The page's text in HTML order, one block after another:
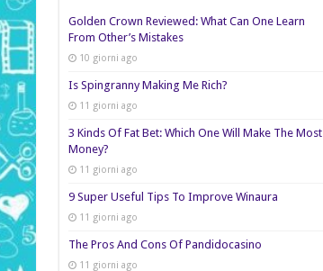
Golden Crown Reviewed: What Can One Learn
From Other’s Mistakes
10 giorni ago
Is Spingranny Making Me Rich?
11 giorni ago
3 Kinds Of Fat Bet: Which One Will Make The Most
Money?
11 giorni ago
9 Super Useful Tips To Improve Winaura
11 giorni ago
The Pros And Cons Of Pandidocasino
11 giorni ago